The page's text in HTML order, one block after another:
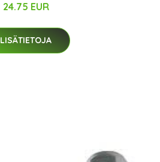
24.75 EUR
LISÄTIETOJA